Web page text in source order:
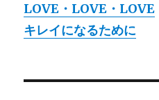
LOVE・LOVE・LOVE
キレイになるために